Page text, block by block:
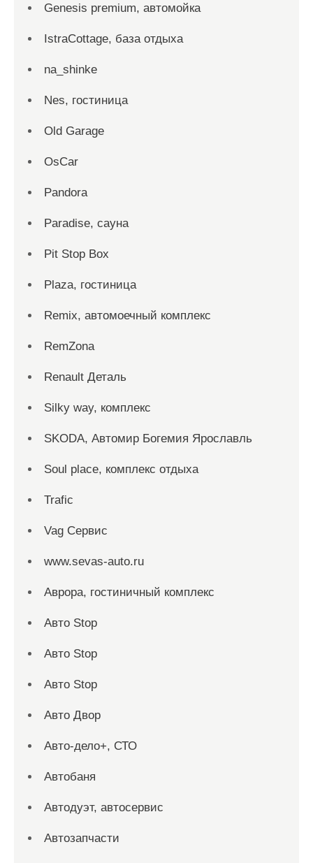
Genesis premium, автомойка
IstraCottage, база отдыха
na_shinke
Nes, гостиница
Old Garage
OsCar
Pandora
Paradise, сауна
Pit Stop Box
Plaza, гостиница
Remix, автомоечный комплекс
RemZona
Renault Деталь
Silky way, комплекс
SKODA, Автомир Богемия Ярославль
Soul place, комплекс отдыха
Trafic
Vag Сервис
www.sevas-auto.ru
Аврора, гостиничный комплекс
Авто Stop
Авто Stop
Авто Stop
Авто Двор
Авто-дело+, СТО
Автобаня
Автодуэт, автосервис
Автозапчасти